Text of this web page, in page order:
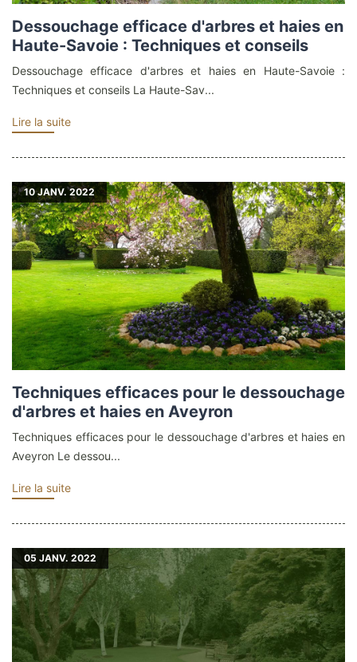
Dessouchage efficace d'arbres et haies en
Haute-Savoie : Techniques et conseils
Dessouchage efficace d'arbres et haies en Haute-Savoie :
Techniques et conseils La Haute-Sav...
Lire la suite
10JANV. 2022
Techniques efficaces pour le dessouchage
d'arbres et haies en Aveyron
Techniques efficaces pour le dessouchage d'arbres et haies en
Aveyron Le dessou...
Lire la suite
05 JANV. 2022